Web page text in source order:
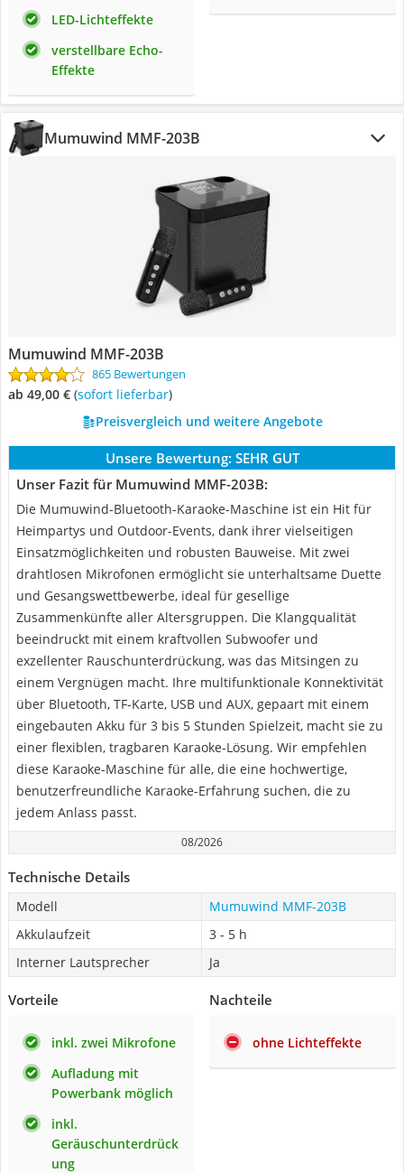
LED-Lichteffekte
verstellbare Echo-
Effekte
Mumuwind MMF-203B
Mumuwind MMF-203B
865 Bewertungen
ab 49,00 € ( Sofort lieferbar)
Preisvergleich und weitere Angebote
Unsere Bewertung: SEHR GUT
Unser Fazit für Mumuwind MMF-203B:
Die Mumuwind-Bluetooth-Karaoke-Maschine ist ein Hit für
Heimpartys und Outdoor-Events, dank ihrer vielseitigen
Einsatzmöglichkeiten und robusten Bauweise. Mit zwei
drahtlosen Mikrofonen ermöglicht sie unterhaltsame Duette
und Gesangswettbewerbe, ideal für gesellige
Zusammenkünfte aller Altersgruppen. Die Klangqualität
beeindruckt mit einem kraftvollen Subwoofer und
exzellenter Rauschunterdrückung, was das Mitsingen zu
einem Vergnügen macht. Ihre multifunktionale Konnektivität
über Bluetooth, TF-Karte, USB und AUX, gepaart mit einem
eingebauten Akku für 3 bis 5 Stunden Spielzeit, macht sie zu
einer flexiblen, tragbaren Karaoke-Lösung. Wir empfehlen
diese Karaoke-Maschine für alle, die eine hochwertige,
benutzerfreundliche Karaoke-Erfahrung suchen, die zu
jedem Anlass passt.
08/2026
Technische Details
Modell
Mumuwind MMF-203B
Akkulaufzeit
3 - 5 h
Interner Lautsprecher
Ja
Vorteile
inkl. zwei Mikrofone
Aufladung mit
Powerbank möglich
inkl.
Geräuschunterdrück
ung
Nachteile
ohne Lichteffekte